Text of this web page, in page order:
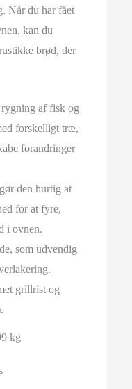
Når du har fået
kan du
brød, der
af fisk og
forskelligt træ,
forandringer
den hurtig at
for at fyre,
i ovnen.
som udvendig
grillrist og
kg